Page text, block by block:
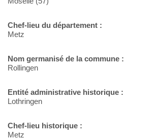
Chef-lieu du département :
Metz
Nom germanisé de la commune :
Rollingen
Entité administrative historique :
Lothringen
Chef-lieu historique :
Metz